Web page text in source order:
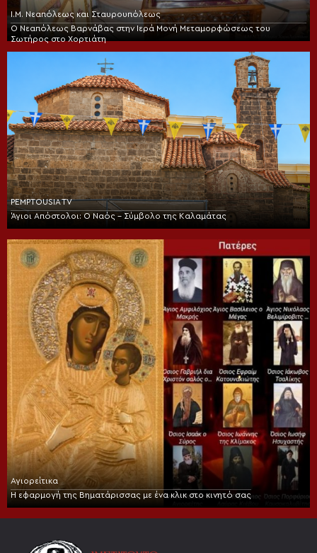
Ι.Μ. Νεαπόλεως και Σταυρουπόλεως
Ο Νεαπόλεως Βαρνάβας στην Ιερά Μονή Μεταμορφώσεως του
Σωτήρος στο Χορτιάτη
PEMPTOUSIA TV
Άγιοι Απόστολοι: Ο Ναός – Σύμβολο της Καλαμάτας
Αγιορείτικα
Η εφαρμογή της Βηματάρισσας με ένα κλικ στο κινητό σας